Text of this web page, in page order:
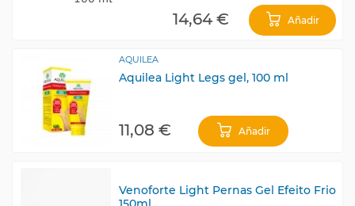
14,64 € Añadir
AQUILEA
Aquilea Light Legs gel, 100 ml
11,08 € Añadir
Venoforte Light Pernas Gel Efeito Frio